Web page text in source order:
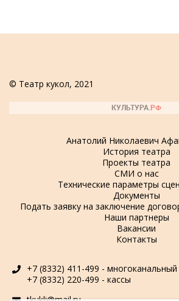
© Театр кукол, 2021
+7 (8332) 411-499 -
+7 (8332) 220-499 - кассы
Анатолий Николаевич
История театра
Проекты театра
СМИ о нас
Технические параметры
Документы
Подать заявку на заключение
Наши партнеры
Вакансии
Контакты